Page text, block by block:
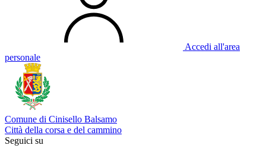
Accedi all'area
personale
Comune di Cinisello Balsamo
Città della corsa e del cammino
Seguici su